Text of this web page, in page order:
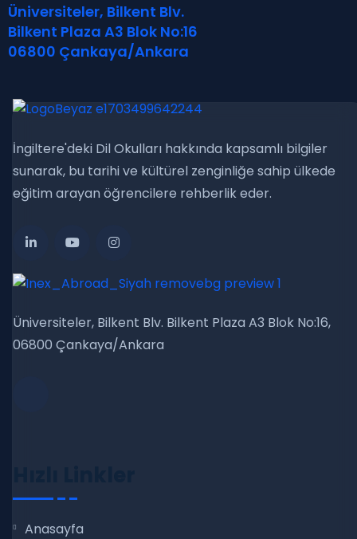
Üniversiteler, Bilkent Blv.
Bilkent Plaza A3 Blok No:16
06800 Çankaya/Ankara
İngiltere'deki Dil Okulları hakkında kapsamlı bilgiler
sunarak, bu tarihi ve kültürel zenginliğe sahip ülkede
eğitim arayan öğrencilere rehberlik eder.
Üniversiteler, Bilkent Blv. Bilkent Plaza A3 Blok No:16,
06800 Çankaya/Ankara
Anasayfa